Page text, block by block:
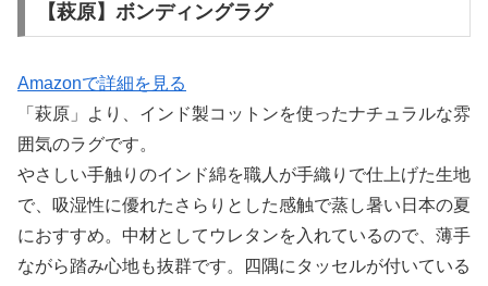
【萩原】ボンディングラグ
Amazonで詳細を見る
「萩原」より、インド製コットンを使ったナチュラルな雰
囲気のラグです。
やさしい手触りのインド綿を職人が手織りで仕上げた生地
で、吸湿性に優れたさらりとした感触で蒸し暑い日本の夏
におすすめ。中材としてウレタンを入れているので、薄手
ながら踏み心地も抜群です。四隅にタッセルが付いている